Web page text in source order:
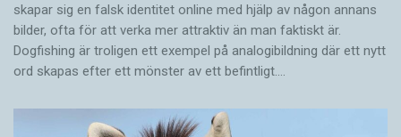
skapar sig en falsk identitet online med hjälp av någon annans
bilder, ofta för att verka mer attraktiv än man faktiskt är.
Dogfishing är troligen ett exempel på analogibildning där ett nytt
ord skapas efter ett mönster av ett befintligt.…